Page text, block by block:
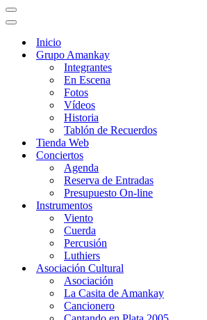
Menú
de
Menú
navegación
Inicio
Grupo Amankay
Integrantes
En Escena
Fotos
Vídeos
Historia
Tablón de Recuerdos
Tienda Web
Conciertos
Agenda
Reserva de Entradas
Presupuesto On-line
Instrumentos
Viento
Cuerda
Percusión
Luthiers
Asociación Cultural
Asociación
La Casita de Amankay
Cancionero